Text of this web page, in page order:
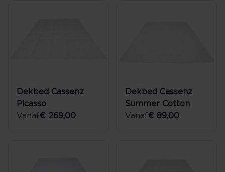
Dekbed Cassenz
Picasso
Vanaf€ 269,00
Dekbed Cassenz
Summer Cotton
Vanaf€ 89,00